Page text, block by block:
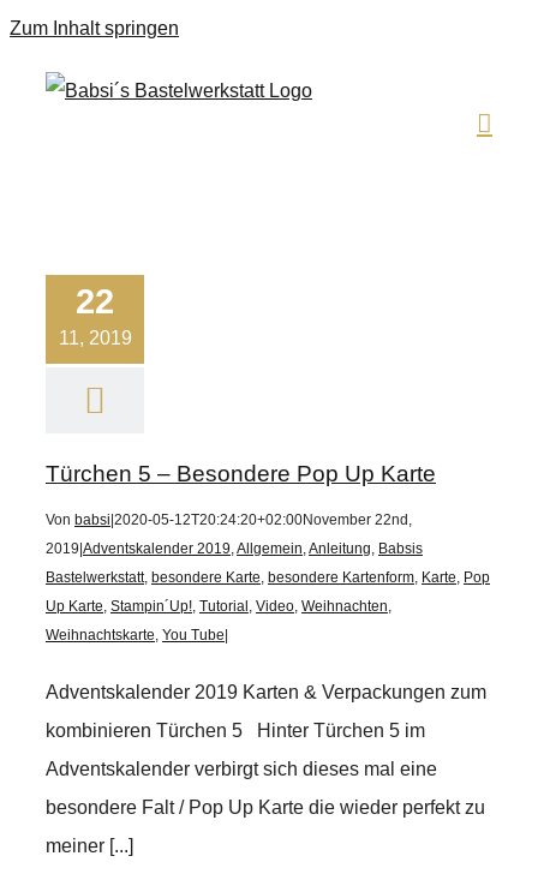
Zum Inhalt springen
22
11, 2019
Türchen 5 – Besondere Pop Up Karte
Von babsi 2020-05-12T20:24:20+02:00November 22nd,
2019 Adventskalender 2019,Allgemein,Anleitung, Babsis
Bastelwerkstatt, besondere Karte, besondere Kartenform, Karte, Pop
Up Karte, Stampin´Up!, Tutorial , Video, Weihnachten,
Weihnachtskarte, You Tube
Adventskalender 2019 Karten & Verpackungen zum
kombinieren Türchen 5 Hinter Türchen 5 im
Adventskalender verbirgt sich dieses mal eine
besondere Falt / Pop Up Karte die wieder perfekt zu
meiner [...]